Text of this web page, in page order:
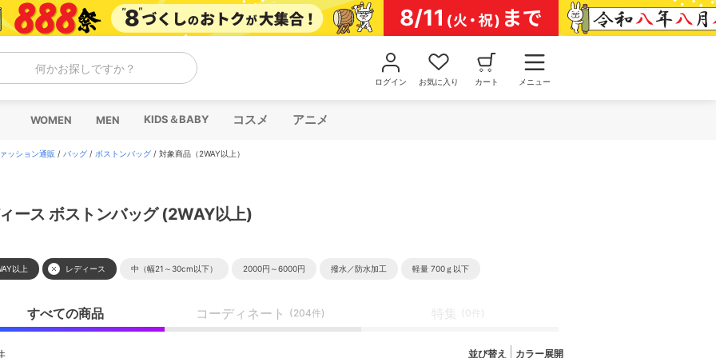
何かお探しですか？
ログイン お気に入り カート メニュー
WOMEN MEN KIDS＆BABY コスメ アニメ
ッション通販 / バッグ / ボストンバッグ / 対象商品（2WAY以上）
ース ボストンバッグ (2WAY以上)
以上 レディース 中（幅21～30cm以下） 2000円～6000円 撥水／防水加工 軽量 700ｇ以下
すべての商品 コーディネート (204件) 特集 (0件)
並び替え カラー展開